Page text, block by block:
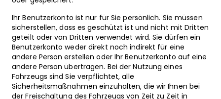
Ihr Benutzerkonto ist nur für Sie persönlich. Sie müssen
sicherstellen, dass es geschützt ist und nicht mit Dritten
geteilt oder von Dritten verwendet wird. Sie dürfen ein
Benutzerkonto weder direkt noch indirekt für eine
andere Person erstellen oder Ihr Benutzerkonto auf eine
andere Person übertragen. Bei der Nutzung eines
Fahrzeugs sind Sie verpflichtet, alle
Sicherheitsmaßnahmen einzuhalten, die wir Ihnen bei
der Freischaltung des Fahrzeugs von Zeit zu Zeit in